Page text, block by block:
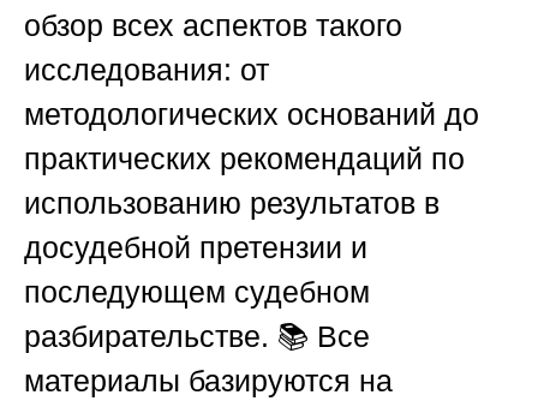
обзор всех аспектов такого
исследования: от
методологических оснований до
практических рекомендаций по
использованию результатов в
досудебной претензии и
последующем судебном
разбирательстве. 📚 Все
материалы базируются на